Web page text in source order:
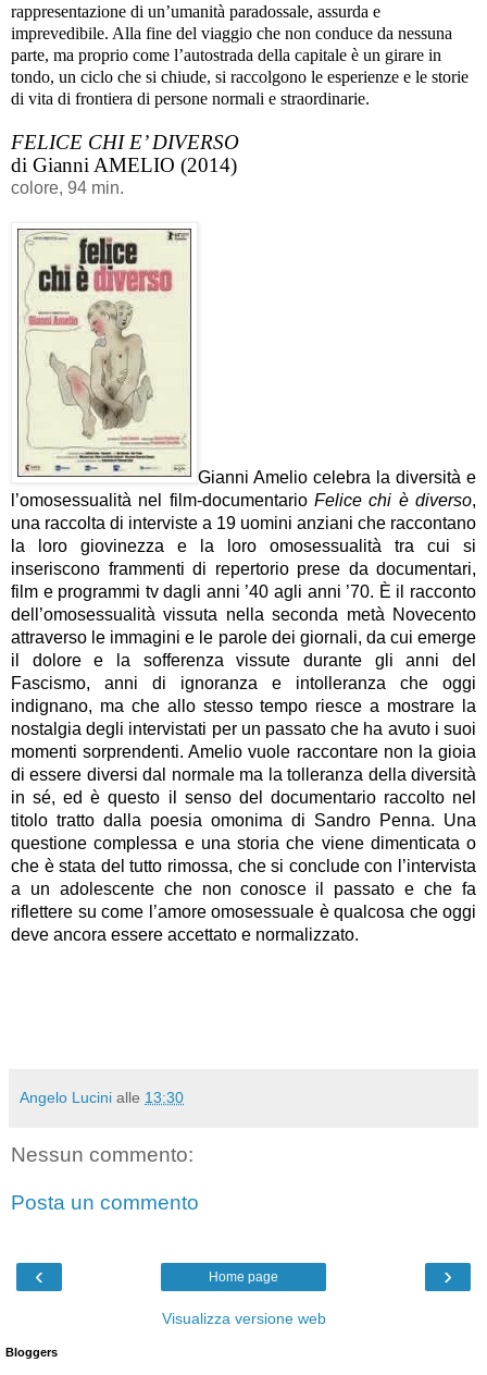
rappresentazione di un’umanità paradossale, assurda e
imprevedibile. Alla fine del viaggio che non conduce da nessuna
parte, ma proprio come l’autostrada della capitale è un girare in
tondo, un ciclo che si chiude, si raccolgono le esperienze e le storie
di vita di frontiera di persone normali e straordinarie.
FELICE CHI E’ DIVERSO
di Gianni AMELIO (2014)
colore, 94 min.
Gianni Amelio celebra la diversità e
l’omosessualità nel film-documentario Felice chi è diverso,
una raccolta di interviste a 19 uomini anziani che raccontano
la loro giovinezza e la loro omosessualità tra cui si
inseriscono frammenti di repertorio prese da documentari,
film e programmi tv dagli anni ’40 agli anni ’70. È il racconto
dell’omosessualità vissuta nella seconda metà Novecento
attraverso le immagini e le parole dei giornali, da cui emerge
il dolore e la sofferenza vissute durante gli anni del
Fascismo, anni di ignoranza e intolleranza che oggi
indignano, ma che allo stesso tempo riesce a mostrare la
nostalgia degli intervistati per un passato che ha avuto i suoi
momenti sorprendenti. Amelio vuole raccontare non la gioia
di essere diversi dal normale ma la tolleranza della diversità
in sé, ed è questo il senso del documentario raccolto nel
titolo tratto dalla poesia omonima di Sandro Penna. Una
questione complessa e una storia che viene dimenticata o
che è stata del tutto rimossa, che si conclude con l’intervista
a un adolescente che non conosce il passato e che fa
riflettere su come l’amore omosessuale è qualcosa che oggi
deve ancora essere accettato e normalizzato.
Angelo Lucini alle 13:30
Nessun commento:
Posta un commento
‹ ›
Home page
Visualizza versione web
Bloggers